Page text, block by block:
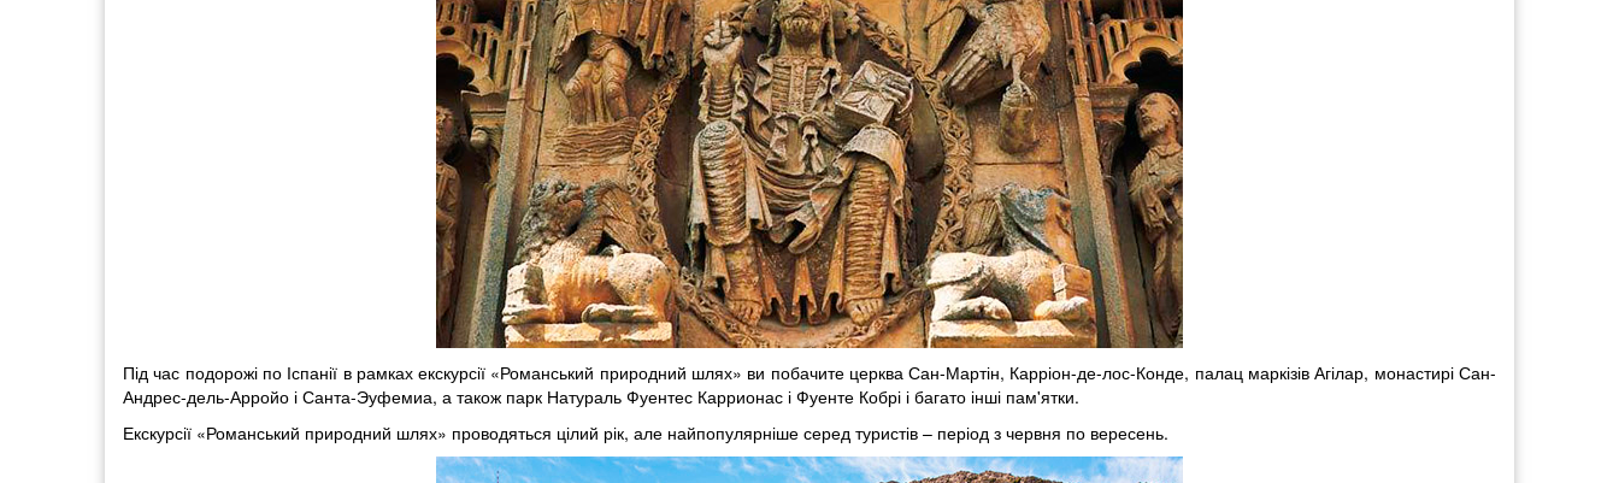
Під час подорожі по Іспанії в рамках екскурсії «Романський природний шлях» ви побачите церква Сан-Мартін, Карріон-де-лос-Конде, палац маркізів Агілар, монастирі Сан-
Андрес-дель-Арройо і Санта-Эуфемиа, а також парк Натураль Фуентес Каррионас і Фуенте Кобрі і багато інші пам'ятки.
Екскурсії «Романський природний шлях» проводяться цілий рік, але найпопулярніше серед туристів – період з червня по вересень.